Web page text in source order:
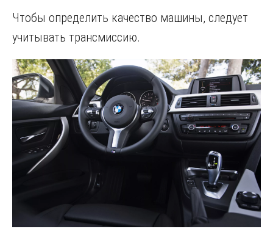
Чтобы определить качество машины, следует
учитывать трансмиссию.